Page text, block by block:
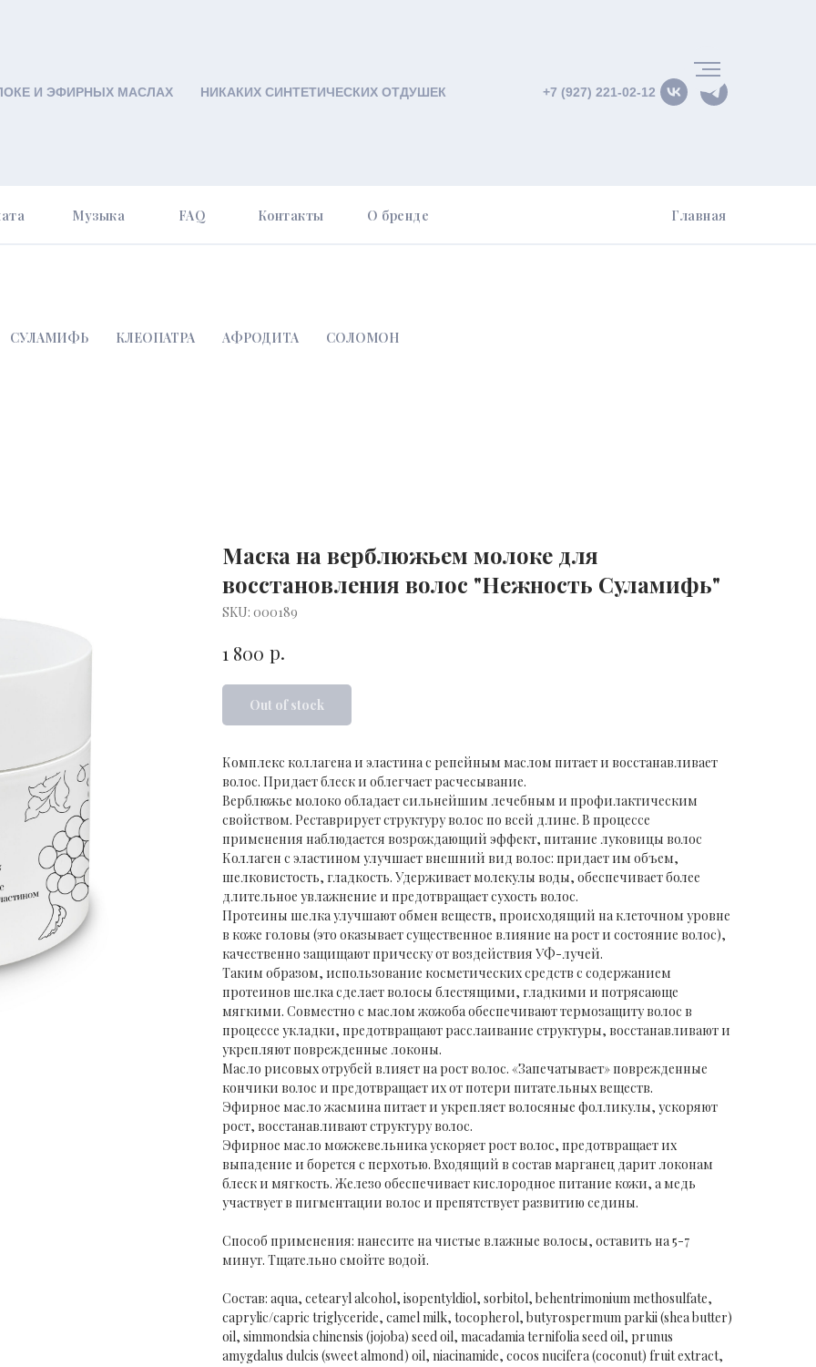
И ЭФИРНЫХ МАСЛАХ НИКАКИХ СИНТЕТИЧЕСКИХ ОТДУШЕК +7 (927) 221-02-12
Музыка FAQ Контакты О бренде Главная
СУЛАМИФЬ КЛЕОПАТРА АФРОДИТА СОЛОМОН
Маска на верблюжьем молоке для
восстановления волос "Нежность Суламифь"
SKU: 000189
1 800 р.
Out of stock
Комплекс коллагена и эластина с репейным маслом питает и восстанавливает
волос. Придает блеск и облегчает расчесывание.
Верблюжье молоко обладает сильнейшим лечебным и профилактическим
свойством. Реставрирует структуру волос по всей длине. В процессе
применения наблюдается возрождающий эффект, питание луковицы волос
Коллаген с эластином улучшает внешний вид волос: придает им объем,
шелковистость, гладкость. Удерживает молекулы воды, обеспечивает более
длительное увлажнение и предотвращает сухость волос.
Протеины шелка улучшают обмен веществ, происходящий на клеточном уровне
в коже головы (это оказывает существенное влияние на рост и состояние волос),
качественно защищают прическу от воздействия УФ-лучей.
Таким образом, использование косметических средств с содержанием
протеинов шелка сделает волосы блестящими, гладкими и потрясающе
мягкими. Совместно с маслом жожоба обеспечивают термозащиту волос в
процессе укладки, предотвращают расслаивание структуры, восстанавливают и
укрепляют поврежденные локоны.
Масло рисовых отрубей влияет на рост волос. «Запечатывает» поврежденные
кончики волос и предотвращает их от потери питательных веществ.
Эфирное масло жасмина питает и укрепляет волосяные фолликулы, ускоряют
рост, восстанавливают структуру волос.
Эфирное масло можжевельника ускоряет рост волос, предотвращает их
выпадение и борется с перхотью. Входящий в состав марганец дарит локонам
блеск и мягкость. Железо обеспечивает кислородное питание кожи, а медь
участвует в пигментации волос и препятствует развитию седины.
Способ применения: нанесите на чистые влажные волосы, оставить на 5-7
минут. Тщательно смойте водой.
Состав: aqua, cetearyl alcohol, isopentyldiol, sorbitol, behentrimonium methosulfate,
caprylic/capric triglyceride, camel milk, tocopherol, butyrospermum parkii (shea butter)
oil, simmondsia chinensis (jojoba) seed oil, macadamia ternifolia seed oil, prunus
amygdalus dulcis (sweet almond) oil, niacinamide, cocos nucifera (coconut) fruit extract,